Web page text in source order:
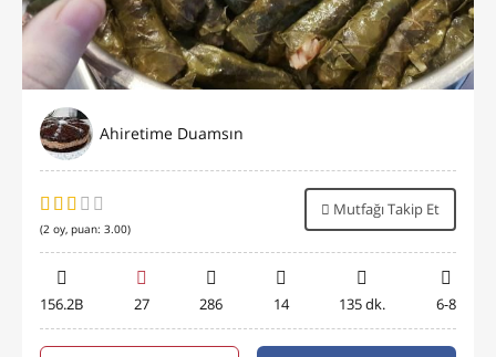
Ahiretime Duamsın
(2 oy, puan: 3.00)
Mutfağı Takip Et
156.2B 27 286 14 135 dk. 6-8